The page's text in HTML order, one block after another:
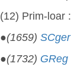
(12) Prim-loar
●(1659) SCger
●(1732) GReg